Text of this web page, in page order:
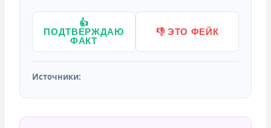
👍
ПОДТВЕРЖДАЮ
ФАКТ
👎 ЭТО ФЕЙК
Источники: